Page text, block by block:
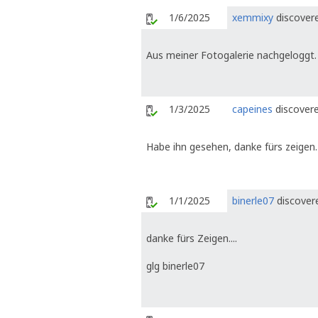
1/6/2025 xemmixy
Aus meiner Fotogalerie
1/3/2025 capeines
Habe ihn gesehen, danke fürs zeigen.
1/1/2025 binerle07
danke fürs Zeigen....
glg binerle07